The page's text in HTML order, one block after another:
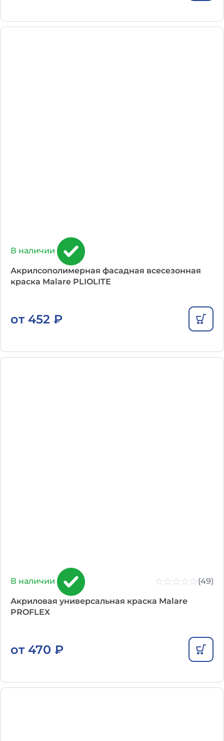
В наличии
Акрилсополимерная фасадная всесезонная
краска Malare PLIOLITE
от 452 ₽
В наличии (49)
Акриловая универсальная краска Malare
PROFLEX
от 470 ₽